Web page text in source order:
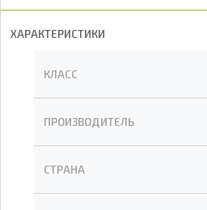
ХАРАКТЕРИСТИКИ
КЛАСС
ПРОИЗВОДИТЕЛЬ
СТРАНА